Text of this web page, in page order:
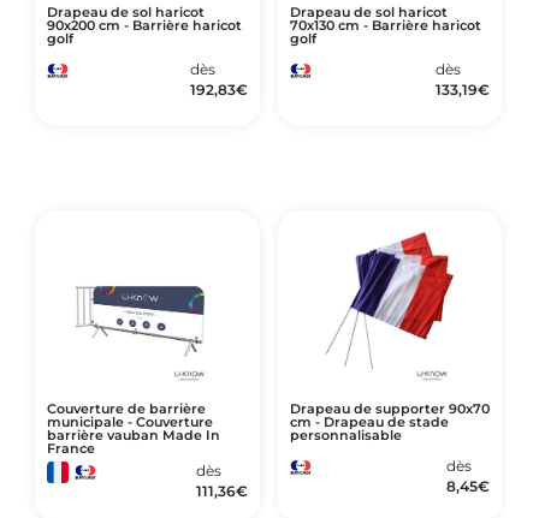
Drapeau de sol haricot
90x200 cm - Barrière haricot
golf
dès
192,83€
Drapeau de sol haricot
70x130 cm - Barrière haricot
golf
dès
133,19€
Couverture de barrière
municipale - Couverture
barrière vauban Made In
France
dès
111,36€
Drapeau de supporter 90x70
cm - Drapeau de stade
personnalisable
dès
8,45€